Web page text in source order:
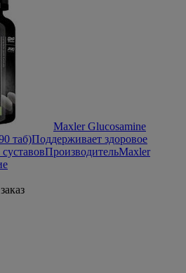
Maxler Glucosamine
таб)Поддерживает здоровое
ПроизводительMaxler